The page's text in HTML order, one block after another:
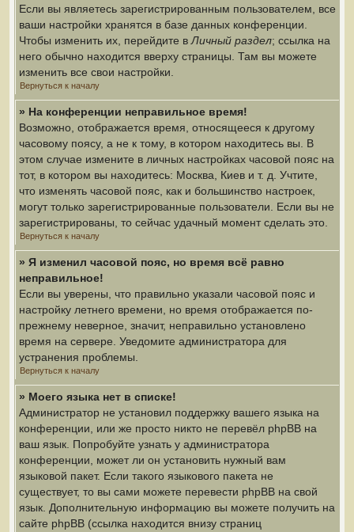
Если вы являетесь зарегистрированным пользователем, все
ваши настройки хранятся в базе данных конференции.
Чтобы изменить их, перейдите в Личный раздел; ссылка на
него обычно находится вверху страницы. Там вы можете
изменить все свои настройки.
Вернуться к началу
» На конференции неправильное время!
Возможно, отображается время, относящееся к другому
часовому поясу, а не к тому, в котором находитесь вы. В
этом случае измените в личных настройках часовой пояс на
тот, в котором вы находитесь: Москва, Киев и т. д. Учтите,
что изменять часовой пояс, как и большинство настроек,
могут только зарегистрированные пользователи. Если вы не
зарегистрированы, то сейчас удачный момент сделать это.
Вернуться к началу
» Я изменил часовой пояс, но время всё равно
неправильное!
Если вы уверены, что правильно указали часовой пояс и
настройку летнего времени, но время отображается по-
прежнему неверное, значит, неправильно установлено
время на сервере. Уведомите администратора для
устранения проблемы.
Вернуться к началу
» Моего языка нет в списке!
Администратор не установил поддержку вашего языка на
конференции, или же просто никто не перевёл phpBB на
ваш язык. Попробуйте узнать у администратора
конференции, может ли он установить нужный вам
языковой пакет. Если такого языкового пакета не
существует, то вы сами можете перевести phpBB на свой
язык. Дополнительную информацию вы можете получить на
сайте phpBB (ссылка находится внизу страниц